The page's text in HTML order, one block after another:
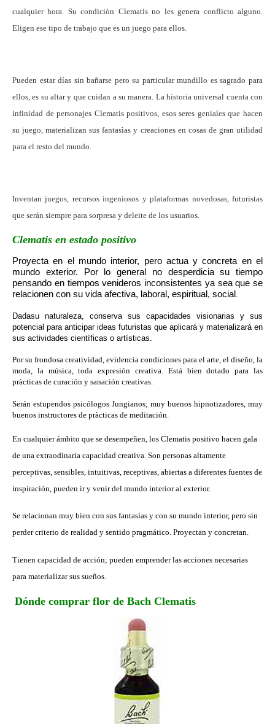
cualquier hora. Su condiciòn Clematis no les genera conflicto alguno.
Eligen ese tipo de trabajo que es un juego para ellos.
Pueden estar días sin bañarse pero su particular mundillo es sagrado para
ellos, es su altar y que cuidan a su manera. La historia universal cuenta con
infinidad de personajes Clematis positivos, esos seres geniales que hacen
su juego, materializan sus fantasìas y creaciones en cosas de gran utilidad
para el resto del mundo.
Inventan juegos, recursos ingeniosos y plataformas novedosas, futuristas
que serán siempre para sorpresa y deleite de los usuarios.
Clematis en estado positivo
Proyecta en el mundo interior, pero actua y concreta en el
mundo exterior. Por lo general no desperdicia su tiempo
pensando en tiempos venideros inconsistentes ya sea que se
relacionen con su vida afectiva, laboral, espiritual, social
Dadasu naturaleza, conserva sus capacidades visionarias y sus
potencial para anticipar ideas futuristas que aplicará y materializará en
sus actividades cientìficas o artísticas.
Por su frondosa creatividad, evidencia condiciones para el arte, el diseño, la
moda, la música, toda expresión creativa. Está bien dotado para las
pràcticas de curación y sanación creativas.
Serán estupendos psicólogos Jungianos; muy buenos hipnotizadores, muy
buenos instructores de pràcticas de meditación.
En cualquier ámbito que se desempeñen, los Clematis positivo hacen gala
de una extraodinaria capacidad creativa. Son personas altamente
perceptivas, sensibles, intuitivas, receptivas, abiertas a diferentes fuentes de
inspiración, pueden ir y venir del mundo interior al exterior.
Se relacionan muy bien con sus fantasías y con su mundo interior, pero sin
perder criterio de realidad y sentido pragmático. Proyectan y concretan.
Tienen capacidad de acción; pueden emprender las acciones necesarias
para materializar sus sueños.
Dónde comprar flor de Bach Clematis